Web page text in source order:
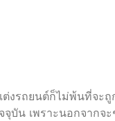
งรถยนต์ก็ไม่พ้นที่จะ
บัน เพราะนอกจาก